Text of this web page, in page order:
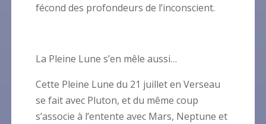
fécond des profondeurs de l’inconscient.
La Pleine Lune s’en mêle aussi…
Cette Pleine Lune du 21 juillet en Verseau
se fait avec Pluton, et du même coup
s’associe à l’entente avec Mars, Neptune et